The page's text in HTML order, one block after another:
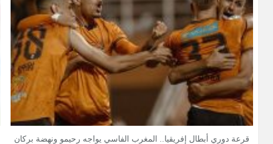
قرعة دوري أبطال إفريقيا.. المغرب الفاسي يواجه رحيمو ونهضة بركان